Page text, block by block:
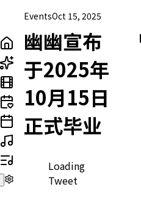
EventsOct 15, 2025
幽幽宣布
于2025年
10月15日
正式毕业
Loading
Tweet